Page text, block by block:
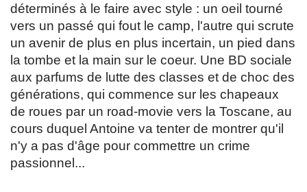
déterminés à le faire avec style : un oeil tourné
vers un passé qui fout le camp, l'autre qui scrute
un avenir de plus en plus incertain, un pied dans
la tombe et la main sur le coeur. Une BD sociale
aux parfums de lutte des classes et de choc des
générations, qui commence sur les chapeaux
de roues par un road-movie vers la Toscane, au
cours duquel Antoine va tenter de montrer qu'il
n'y a pas d'âge pour commettre un crime
passionnel...